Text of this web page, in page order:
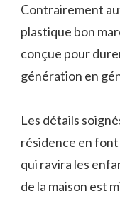
Contrairement
plastique bon
conçue pour
génération en
Les détails
résidence en
qui ravira les
de la maison est